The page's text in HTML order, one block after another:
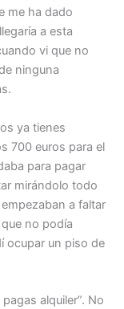
me ha dado
a esta
vi que no
ninguna
ya tienes
700 euros para el
para pagar
mirándolo todo
a faltar
no podía
ocupar un piso de
alquiler”. No